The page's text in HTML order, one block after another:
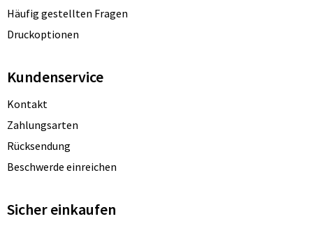
Häufig gestellten Fragen
Druckoptionen
Kundenservice
Kontakt
Zahlungsarten
Rücksendung
Beschwerde einreichen
Sicher einkaufen